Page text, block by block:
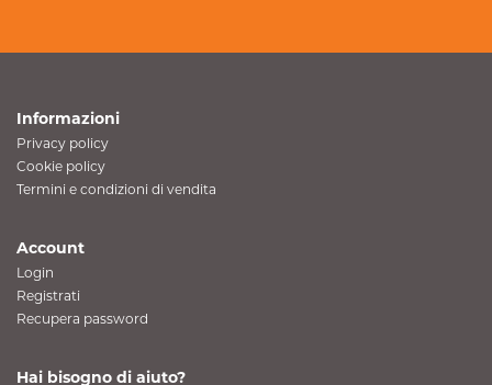
Informazioni
Privacy policy
Cookie policy
Termini e condizioni di vendita
Account
Login
Registrati
Recupera password
Hai bisogno di aiuto?